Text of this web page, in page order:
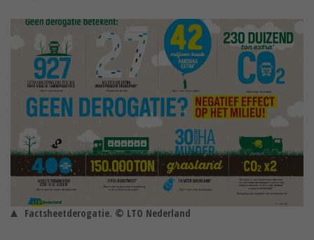
Factsheetderogatie. © LTO Nederland